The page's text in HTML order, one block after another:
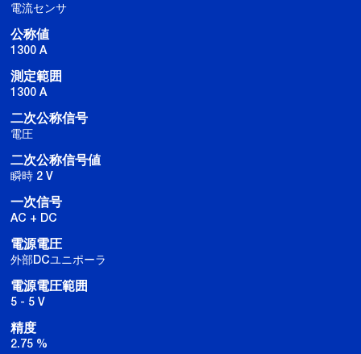
電流センサ
公称値
1300 A
測定範囲
1300 A
二次公称信号
電圧
二次公称信号値
瞬時 2 V
一次信号
AC + DC
電源電圧
外部DCユニポーラ
電源電圧範囲
5 - 5 V
精度
2.75 %